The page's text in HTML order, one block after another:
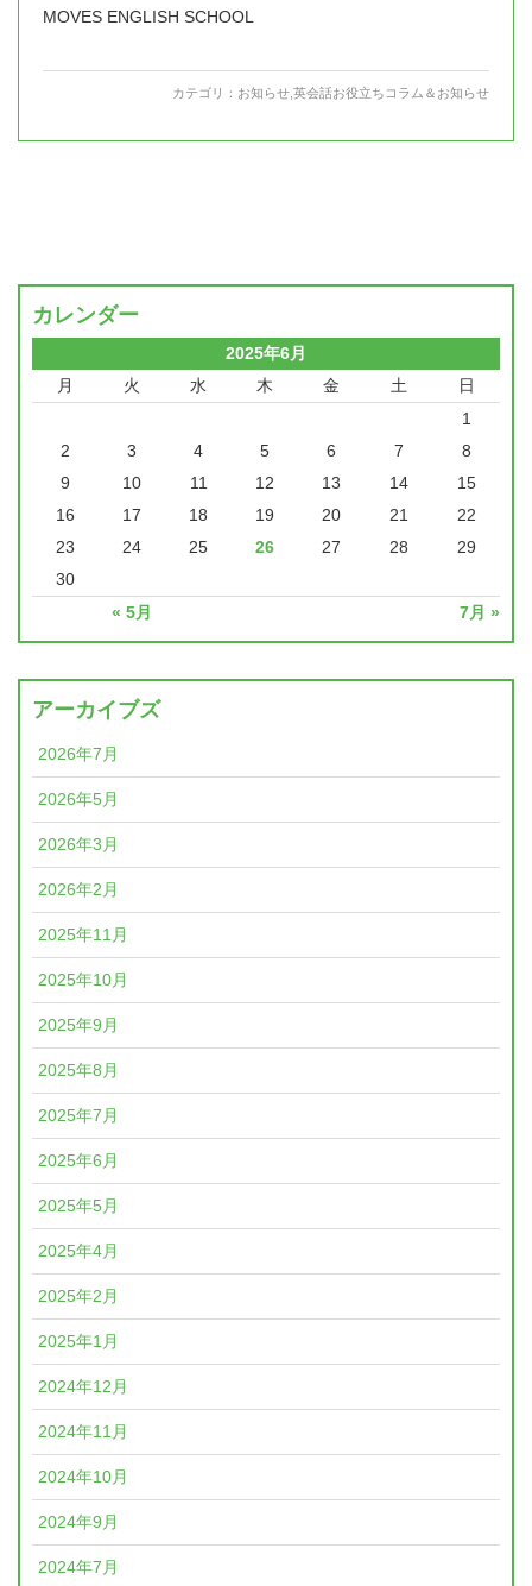
MOVES ENGLISH SCHOOL
カテゴリ： お知らせ 英会話お役立ちコラム＆お知らせ
カレンダー
2025年6月
月
火 水 木 金 土 日
« 5月 7月 »
1
2
3 4 5 6 7
8
9
10 11 12 13 14
15
16
17 18 19 20 21
22
23
24 25 26 27 28
29
30
アーカイブズ
2026年7月
2026年5月
2026年3月
2026年2月
2025年11月
2025年10月
2025年9月
2025年8月
2025年7月
2025年6月
2025年5月
2025年4月
2025年2月
2025年1月
2024年12月
2024年11月
2024年10月
2024年9月
2024年7月